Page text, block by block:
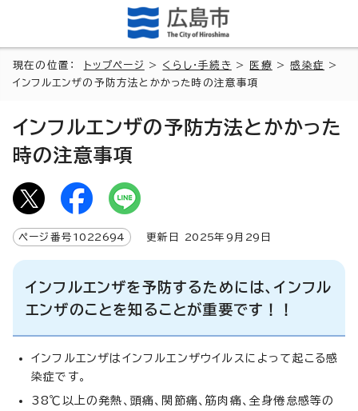
現在の位置： トップページ > くらし・手続き > 医療 >感染症
>
インフルエンザの予防方法とかかった時の注意事項
インフルエンザの予防方法とかかった
時の注意事項
ページ番号 1022694 更新日 2025年9月 29 日
インフルエンザを予防するためには、インフル
エンザのことを知ることが重要です！！
インフルエンザはインフルエンザウイルスによって起こる感
染症です。
38℃以上の発熱、頭痛、関節痛、筋肉痛、全身倦怠感等の